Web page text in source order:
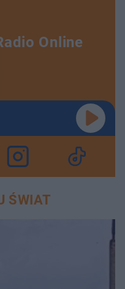
Online
ŚWIAT